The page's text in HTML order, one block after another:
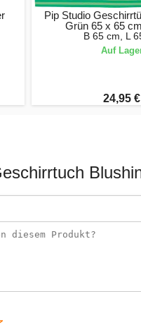
Pip Studio
Grün 65 x 65
B 65 cm, L
Auf
24,95 €